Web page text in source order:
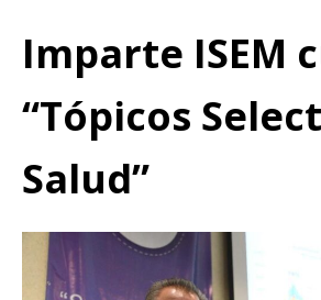
Imparte ISEM
“Tópicos
Salud”